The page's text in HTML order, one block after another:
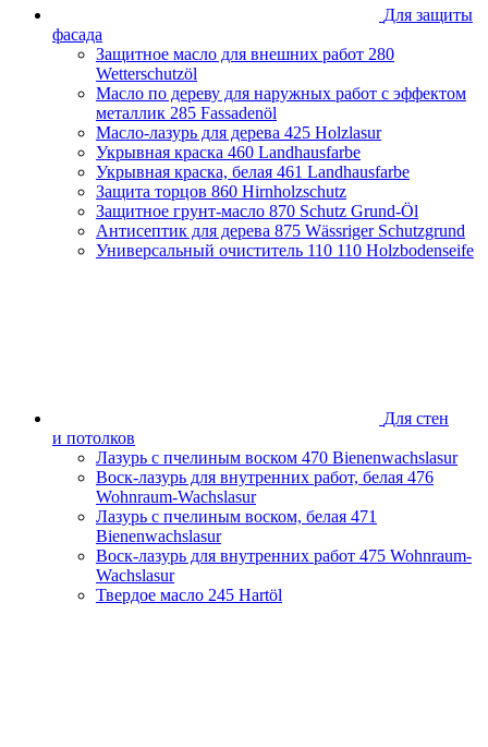
Для защиты
фасада
Защитное масло для внешних работ 280
Wetterschutzöl
Масло по дереву для наружных работ с эффектом
металлик 285 Fassadenöl
Масло-лазурь для дерева 425 Holzlasur
Укрывная краска 460 Landhausfarbe
Укрывная краска, белая 461 Landhausfarbe
Защита торцов 860 Hirnholzschutz
Защитное грунт-масло 870 Schutz Grund-Öl
Антисептик для дерева 875 Wässriger Schutzgrund
Универсальный очиститель 110 110 Holzbodenseife
Для стен
и потолков
Лазурь с пчелиным воском 470 Bienenwachslasur
Воск-лазурь для внутренних работ, белая 476
Wohnraum-Wachslasur
Лазурь с пчелиным воском, белая 471
Bienenwachslasur
Воск-лазурь для внутренних работ 475 Wohnraum-
Wachslasur
Твердое масло 245 Hartöl